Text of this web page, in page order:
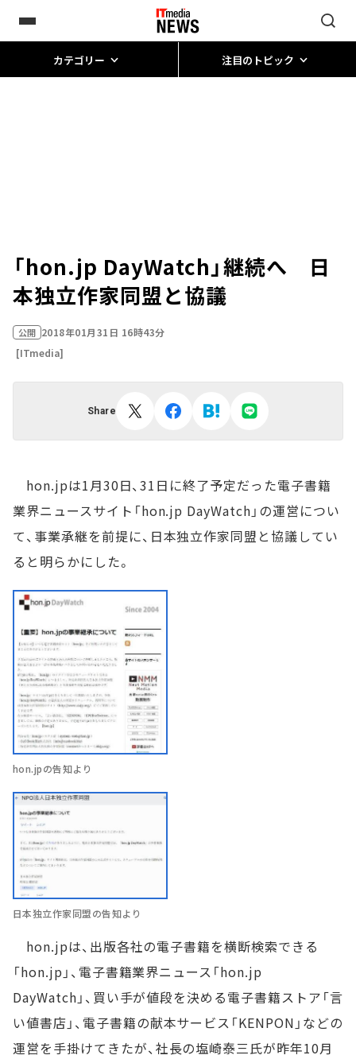
カテゴリー 注目のトピック
「hon.jp DayWatch」継続へ 日
本独立作家同盟と協議
公開 2018年01月31日 16時43分
[ITmedia]
Share
hon.jpは1月30日、31日に終了予定だった電子書籍
業界ニュースサイト「hon.jp DayWatch」の運営につい
て、事業承継を前提に、日本独立作家同盟と協議してい
ると明らかにした。
hon.jpの告知より
日本独立作家同盟の告知より
hon.jpは、出版各社の電子書籍を横断検索できる
「hon.jp」、電子書籍業界ニュース「hon.jp
DayWatch」、買い手が値段を決める電子書籍ストア「言
い値書店」、電子書籍の献本サービス「KENPON」などの
運営を手掛けてきたが、社長の塩崎泰三氏が昨年10月